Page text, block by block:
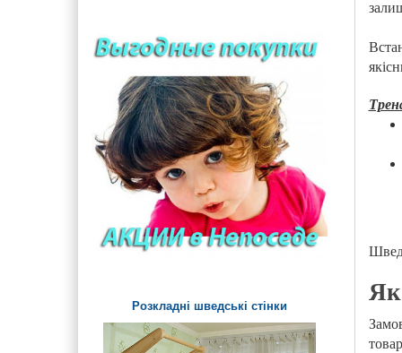
майданчик
майданчик для малюків
Дитячі ігрові стенди та
дошки на майданчик
Урни, арки і огорожі
Дитячі лави і столики
вуличні
Паровозики та Машинки на
Розкладні шведські стінки Як